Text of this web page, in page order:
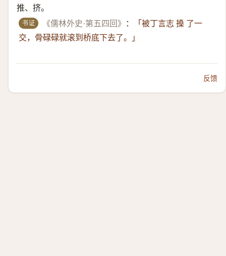
推、挤。
书证 《儒林外史·第五四回》 ：
「被丁言志 搡 了一
交，骨碌碌就滚到桥底下去了。」
反馈